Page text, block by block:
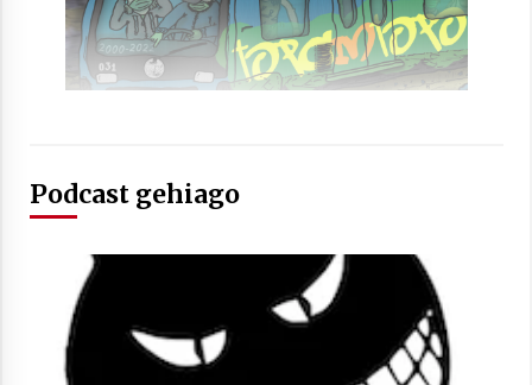
Podcast gehiago